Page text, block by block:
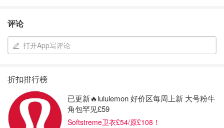
评论
打开App写评论
折扣排行榜
已更新🔥lululemon 好价区每周上新 大号粉牛
角包罕见£59
Softstreme卫衣£54/原£108！